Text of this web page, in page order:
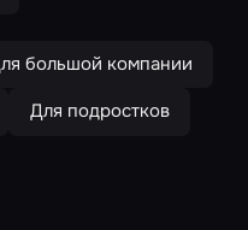
большой компании
Для подростков